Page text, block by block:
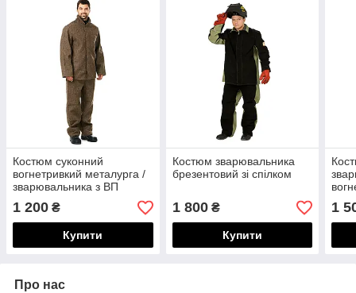
Костюм суконний
вогнетривкий металурга /
зварювальника з ВП
1 200 ₴
Купити
Костюм зварювальника
брезентовий зі спілком
1 800₴
Купити
1
Про нас